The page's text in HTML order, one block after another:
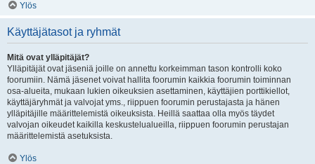
Ylös
Käyttäjätasot ja ryhmät
Mitä ovat ylläpitäjät?
Ylläpitäjät ovat jäseniä joille on annettu korkeimman tason kontrolli koko
foorumiin. Nämä jäsenet voivat hallita foorumin kaikkia foorumin toiminnan
osa-alueita, mukaan lukien oikeuksien asettaminen, käyttäjien porttikiellot,
käyttäjäryhmät ja valvojat yms., riippuen foorumin perustajasta ja hänen
ylläpitäjille määrittelemistä oikeuksista. Heillä saattaa olla myös täydet
valvojan oikeudet kaikilla keskustelualueilla, riippuen foorumin perustajan
määrittelemistä asetuksista.
Ylös